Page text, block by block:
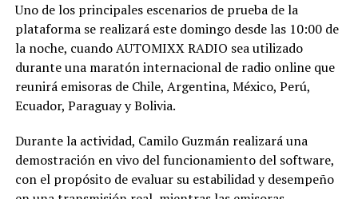
Uno de los principales escenarios de prueba de la
plataforma se realizará este domingo desde las 10:00 de
la noche, cuando AUTOMIXX RADIO sea utilizado
durante una maratón internacional de radio online que
reunirá emisoras de Chile, Argentina, México, Perú,
Ecuador, Paraguay y Bolivia.
Durante la actividad, Camilo Guzmán realizará una
demostración en vivo del funcionamiento del software,
con el propósito de evaluar su estabilidad y desempeño